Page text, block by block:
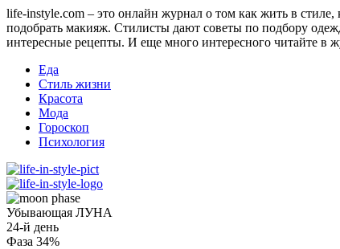
life-instyle.com – это онлайн журнал о том как жить в
подобрать макияж. Стилисты дают советы по подбору
интересные рецепты. И еще много интересного читайте в
Еда
Стиль жизни
Красота
Мода
Гороскоп
Психология
Убывающая ЛУНА
24-й день
Фаза 34%